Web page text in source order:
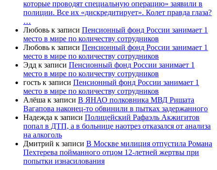
которые проводят специальную операцию» заявили в
полиции. Все их «дискредитирует». Колет правда глаза?
…
Любовь к записи Пенсионный фонд России занимает 1
место в мире по количеству сотрудников
Любовь к записи Пенсионный фонд России занимает 1
место в мире по количеству сотрудников
Эдд к записи Пенсионный фонд России занимает 1
место в мире по количеству сотрудников
гость к записи Пенсионный фонд России занимает 1
место в мире по количеству сотрудников
Алёша к записи В ЯНАО полковника МВД Ришата
Вагапова наконец-то обвинили в пытках задержанного
Надежда к записи Полицейский Рафаэль Акжигитов
попал в ДТП, а в больнице наотрез отказался от анализа
на алкоголь
Дмитрий к записи В Москве милиция отпустила Романа
Пехтерева пойманного отцом 12-летней жертвы при
попытки изнасилования